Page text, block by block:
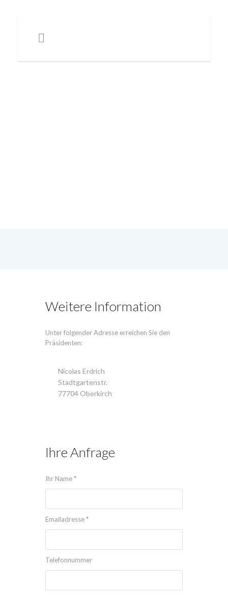
Weitere Information
Unter folgender Adresse erreichen Sie den
Präsidenten:
Nicolas Erdrich
Stadtgartenstr.
77704 Oberkirch
Ihre Anfrage
Ihr Name *
Emailadresse *
Telefonnummer